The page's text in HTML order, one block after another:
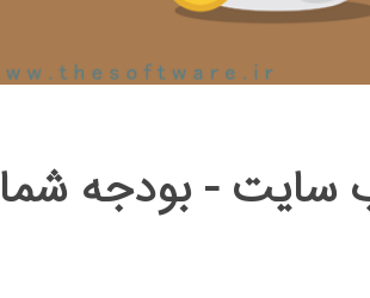
سایت - بودجه شما